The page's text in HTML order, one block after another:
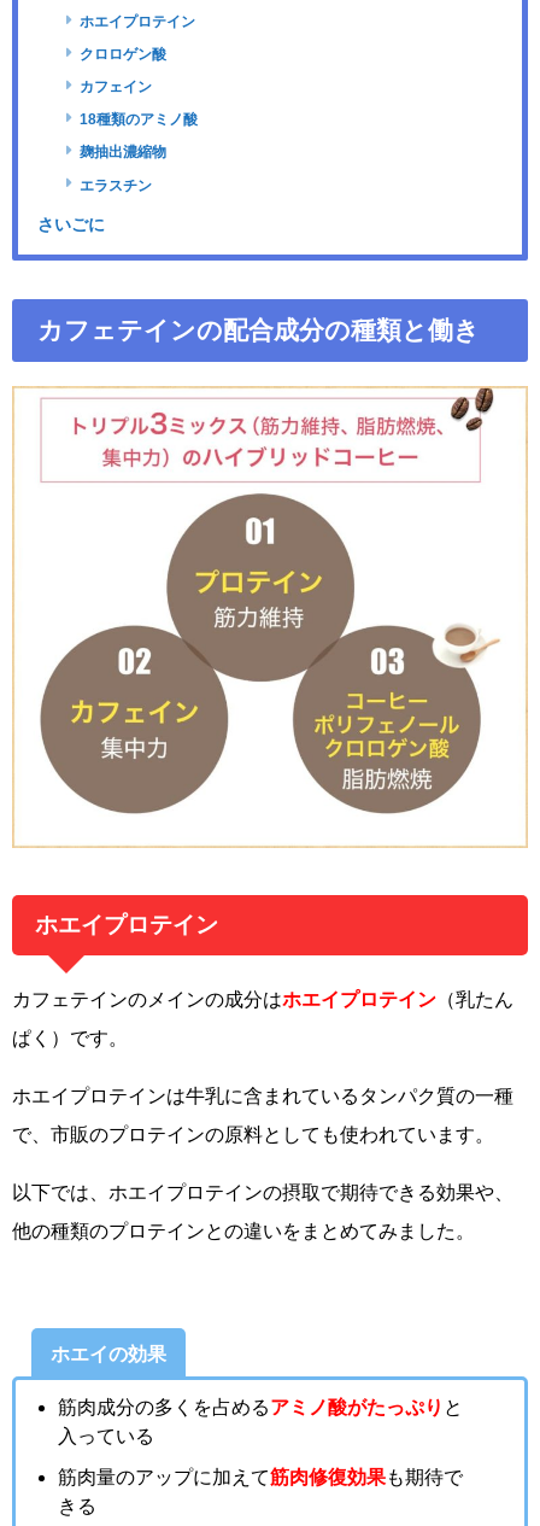
ホエイプロテイン
クロロゲン酸
カフェイン
18種類のアミノ酸
麹抽出濃縮物
エラスチン
さいごに
カフェテインの配合成分の種類と働き
ホエイプロテイン
カフェテインのメインの成分はホエイプロテイン （乳たん
ぱく）です。
ホエイプロテインは牛乳に含まれているタンパク質の一種
で、市販のプロテインの原料としても使われています。
以下では、ホエイプロテインの摂取で期待できる効果や、
他の種類のプロテインとの違いをまとめてみました。
ホエイの効果
筋肉成分の多くを占めるアミノ酸がたっぷり と
入っている
筋肉量のアップに加えて筋肉修復効果も期待で
きる